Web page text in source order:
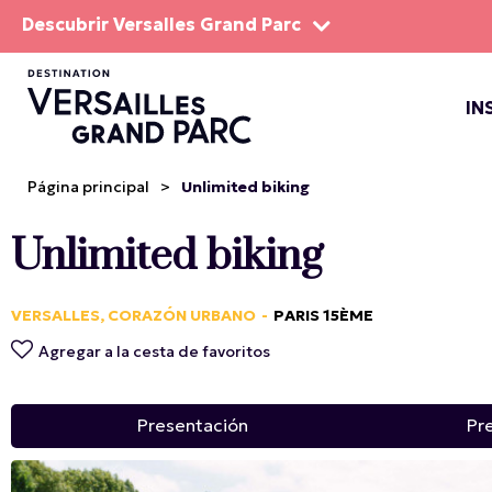
Descubrir Versalles Grand Parc
Página principal > Unlimited biking
Unlimited biking
VERSALLES, CORAZÓN URBANO
PARIS 15ÈME
Agregar a la cesta de favoritos
Presentación